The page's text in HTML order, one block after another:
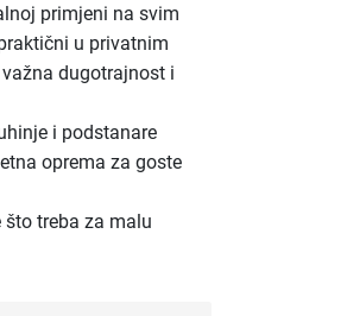
primjeni na svim
u privatnim
dugotrajnost i
i podstanare
oprema za goste
treba za malu